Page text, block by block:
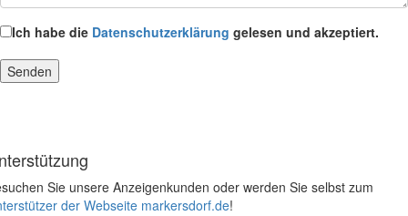
Ich habe die Datenschutzerklärung gelesen und akzeptiert.
Sie unsere Anzeigenkunden oder werden Sie selbst zum
der Webseite markersdorf.de!